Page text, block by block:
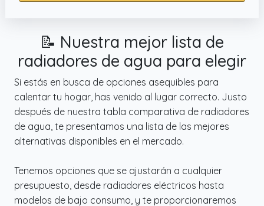
📝 Nuestra mejor lista de
radiadores de agua para elegir
Si estás en busca de opciones asequibles para
calentar tu hogar, has venido al lugar correcto. Justo
después de nuestra tabla comparativa de radiadores
de agua, te presentamos una lista de las mejores
alternativas disponibles en el mercado.
Tenemos opciones que se ajustarán a cualquier
presupuesto, desde radiadores eléctricos hasta
modelos de bajo consumo, y te proporcionaremos